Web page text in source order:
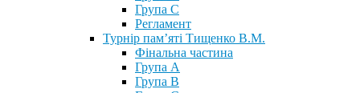
Група С
Регламент
Турнір пам’яті Тищенко В.М.
Фінальна частина
Група А
Група В